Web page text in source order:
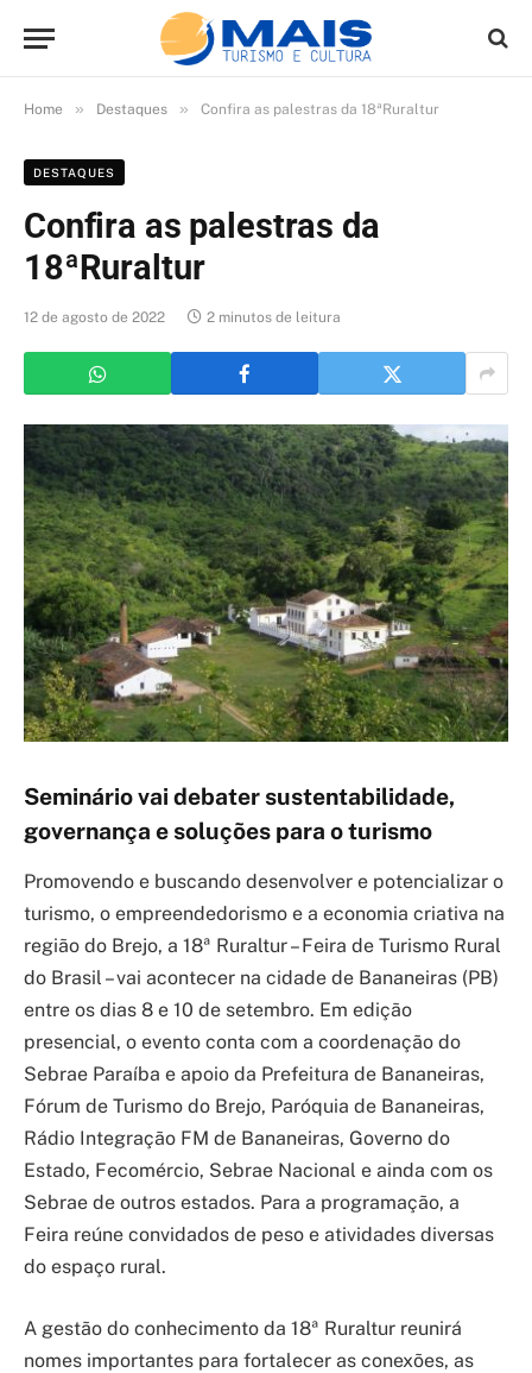
Home » Destaques » Confira as palestras da 18ªRuraltur
DESTAQUES
Confira as palestras da
18ªRuraltur
12 de agosto de 2022 2 minutos de leitura
Seminário vai debater sustentabilidade,
governança e soluções para o turismo
Promovendo e buscando desenvolver e potencializar o
turismo, o empreendedorismo e a economia criativa na
região do Brejo, a 18ª Ruraltur – Feira de Turismo Rural
do Brasil – vai acontecer na cidade de Bananeiras (PB)
entre os dias 8 e 10 de setembro. Em edição
presencial, o evento conta com a coordenação do
Sebrae Paraíba e apoio da Prefeitura de Bananeiras,
Fórum de Turismo do Brejo, Paróquia de Bananeiras,
Rádio Integração FM de Bananeiras, Governo do
Estado, Fecomércio, Sebrae Nacional e ainda com os
Sebrae de outros estados. Para a programação, a
Feira reúne convidados de peso e atividades diversas
do espaço rural.
A gestão do conhecimento da 18ª Ruraltur reunirá
nomes importantes para fortalecer as conexões, as